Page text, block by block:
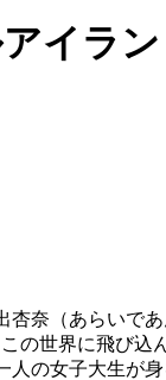
イラン
杏奈（あらい
の世界に飛び
の女子大生が身